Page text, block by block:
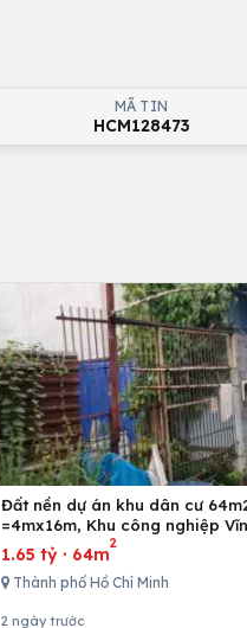
MÃ TIN
HCM128473
Đất nền dự án khu dân cư
=4mx16m, Khu công nghiệp
Bình Chánh, Tp. Hồ Chí Minh
1.65 tỷ· 64m
2
Thành phố Hồ Chí Minh
2 ngày trước